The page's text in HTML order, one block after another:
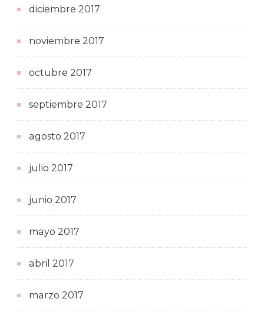
diciembre 2017
noviembre 2017
octubre 2017
septiembre 2017
agosto 2017
julio 2017
junio 2017
mayo 2017
abril 2017
marzo 2017